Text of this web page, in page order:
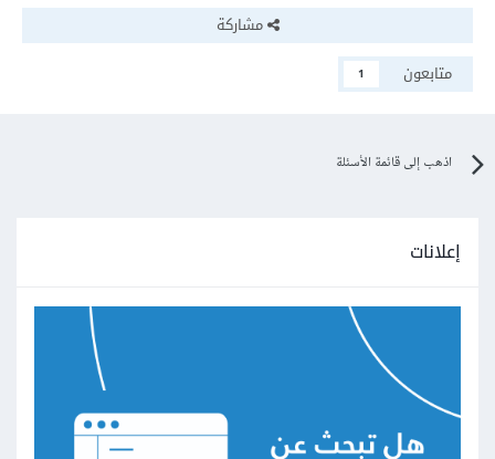
مشاركة
متابعون
1
اذهب إلى قائمة الأسئلة
إعلانات